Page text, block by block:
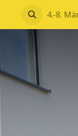
Blätterkatalog4.-8.